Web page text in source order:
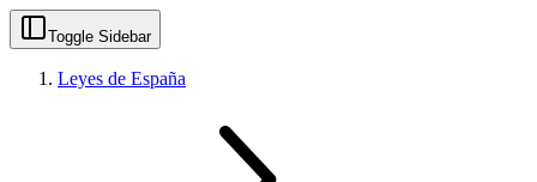
Toggle Sidebar
Leyes de España